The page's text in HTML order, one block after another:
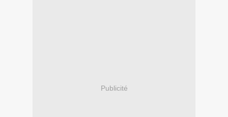
Publicité